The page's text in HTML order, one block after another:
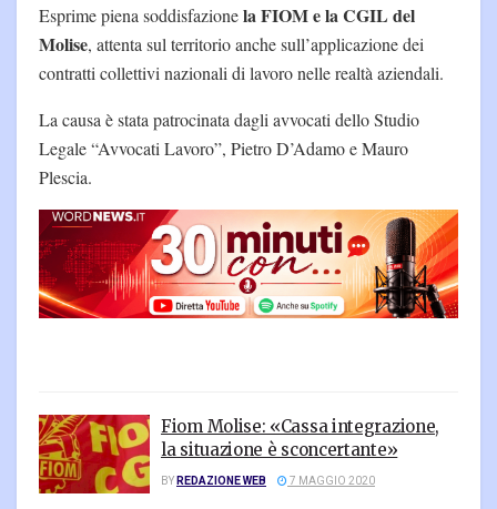
Esprime piena soddisfazionela FIOM e la CGIL del
Molise, attenta sul territorio anche sull’applicazione dei
contratti collettivi nazionali di lavoro nelle realtà aziendali.
La causa è stata patrocinata dagli avvocati dello Studio
Legale “Avvocati Lavoro”, Pietro D’Adamo e Mauro
Plescia.
Fiom Molise: «Cassa integrazione,
la situazione è sconcertante»
BYREDAZIONE WEB 7 MAGGIO 2020